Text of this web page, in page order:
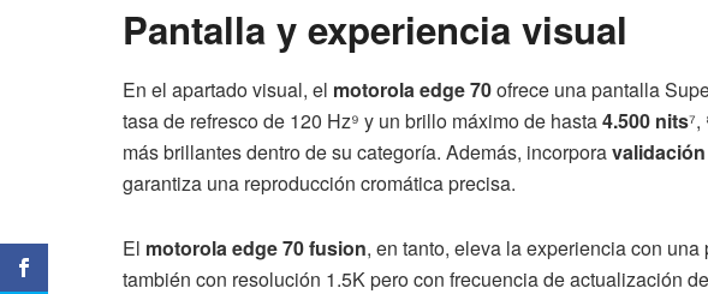
Pantalla y experiencia visual
En el apartado visual, el motorola edge 70ofrece una pantalla
tasa de refresco de 120 Hz⁹ y un brillo máximo de hasta4.500 nits
más brillantes dentro de su categoría. Además, incorpora
garantiza una reproducción cromática precisa.
El motorola edge 70 fusion, en tanto, eleva la experiencia con
también con resolución 1.5K pero con frecuencia de actualización